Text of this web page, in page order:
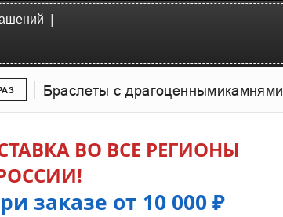
|
Браслеты с драгоценнымикамнями
ВО ВСЕ РЕГИОНЫ
заказе от 10 000 ₽